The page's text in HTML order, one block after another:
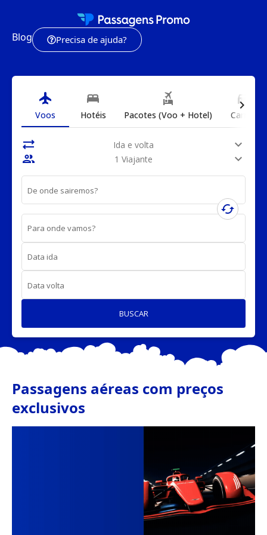
Blog Precisa de ajuda?
flight
Voos
bed
Hotéis
flights_and_hotels
Pacotes (Voo + Hotel)
directions_car
Carros
sync_alt Ida e volta
expand_more
people
1 Viajante expand_more
De onde sairemos?
cached
Para onde vamos?
Data ida
Data volta
BUSCAR
chevron_right
Passagens aéreas com preços
exclusivos